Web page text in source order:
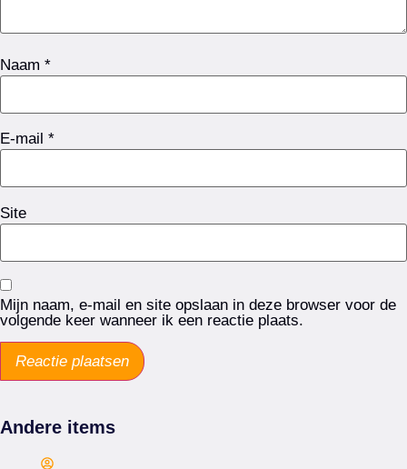
Naam *
E-mail *
Site
Mijn naam, e-mail en site opslaan in deze browser voor de
volgende keer wanneer ik een reactie plaats.
Andere items